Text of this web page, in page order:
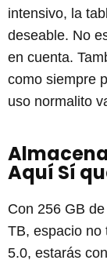
intensivo, la
deseable. No
en cuenta.
como siempre
uso normalito
Aquí Sí
Con 256 GB
TB, espacio no
5.0, estarás